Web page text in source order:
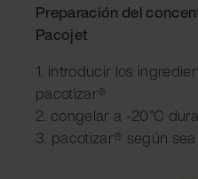
Preparación del
Pacojet
1. introducir los
pacotizar®
2. congelar a -20°C
3. pacotizar® según